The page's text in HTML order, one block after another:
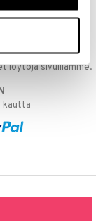
pitää hinnat
löytöjä sivuillamme.
kautta